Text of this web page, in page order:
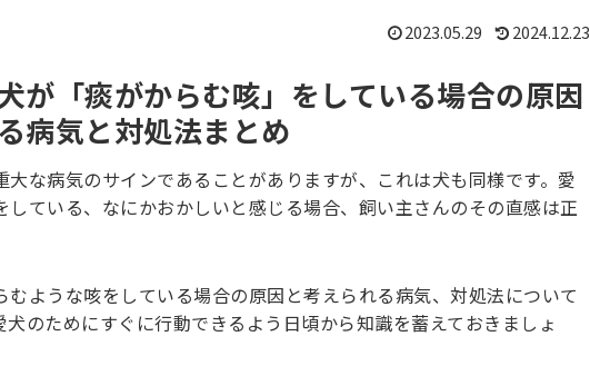
が「痰がからむ咳」をしている場合の原因
病気と対処法まとめ
2023.05.29 2024.12.23
大な病気のサインであることがありますが、これは犬も同様です。愛
ている、なにかおかしいと感じる場合、飼い主さんのその直感は正
ような咳をしている場合の原因と考えられる病気、対処法について
犬のためにすぐに行動できるよう日頃から知識を蓄えておきましょ